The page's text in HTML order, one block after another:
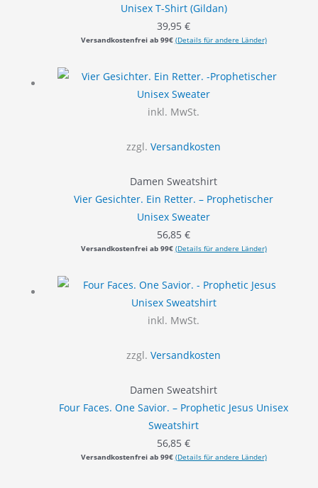
Unisex T-Shirt (Gildan)
39,95€
Versandkostenfrei ab 99€ (Details für andere Länder)
inkl. MwSt.
zzgl.Versandkosten
Damen Sweatshirt
Vier Gesichter. Ein Retter. – Prophetischer
Unisex Sweater
56,85€
Versandkostenfrei ab 99€ (Details für andere Länder)
inkl. MwSt.
zzgl.Versandkosten
Damen Sweatshirt
Four Faces. One Savior. – Prophetic Jesus Unisex
Sweatshirt
56,85€
Versandkostenfrei ab 99€ (Details für andere Länder)